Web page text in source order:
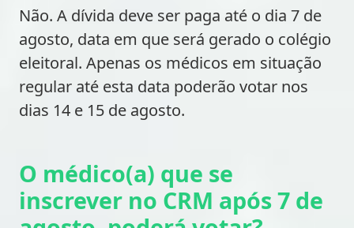
Não. A dívida deve ser paga até o dia 7 de
agosto, data em que será gerado o colégio
eleitoral. Apenas os médicos em situação
regular até esta data poderão votar nos
dias 14 e 15 de agosto.
O médico(a) que se
inscrever no CRM após 7 de